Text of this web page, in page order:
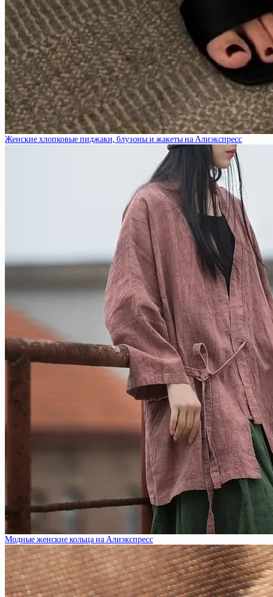
Женские хлопковые пиджаки, блузоны и жакеты на Алиэкспресс
Модные женские кольца на Алиэкспресс